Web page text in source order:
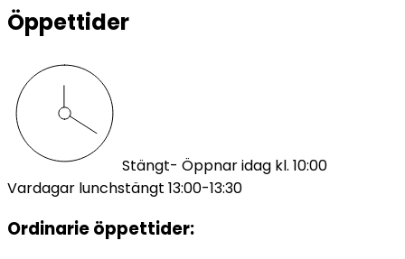
Öppettider
Stängt- Öppnar idag kl. 10:00
Vardagar lunchstängt 13:00-13:30
Ordinarie öppettider: